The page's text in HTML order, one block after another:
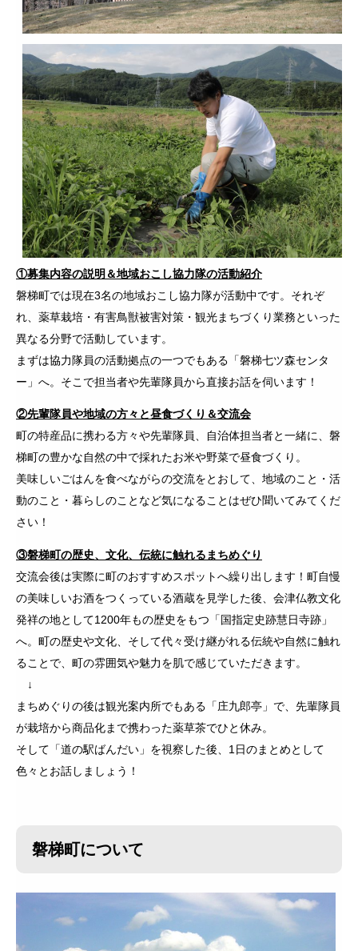
①募集内容の説明＆地域おこし協力隊の活動紹介
磐梯町では現在3名の地域おこし協力隊が活動中です。それぞ
れ、薬草栽培・有害鳥獣被害対策・観光まちづくり業務といった
異なる分野で活動しています。
まずは協力隊員の活動拠点の一つでもある「磐梯七ツ森センタ
ー」へ。そこで担当者や先輩隊員から直接お話を伺います！
②先輩隊員や地域の方々と昼食づくり＆交流会
町の特産品に携わる方々や先輩隊員、自治体担当者と一緒に、磐
梯町の豊かな自然の中で採れたお米や野菜で昼食づくり。
美味しいごはんを食べながらの交流をとおして、地域のこと・活
動のこと・暮らしのことなど気になることはぜひ聞いてみてくだ
さい！
③磐梯町の歴史、文化、伝統に触れるまちめぐり
交流会後は実際に町のおすすめスポットへ繰り出します！町自慢
の美味しいお酒をつくっている酒蔵を見学した後、会津仏教文化
発祥の地として1200年もの歴史をもつ「国指定史跡慧日寺跡」
へ。町の歴史や文化、そして代々受け継がれる伝統や自然に触れ
ることで、町の雰囲気や魅力を肌で感じていただきます。
↓
まちめぐりの後は観光案内所でもある「庄九郎亭」で、先輩隊員
が栽培から商品化まで携わった薬草茶でひと休み。
そして「道の駅ばんだい」を視察した後、1日のまとめとして
色々とお話しましょう！
磐梯町について